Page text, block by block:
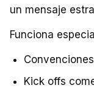
un mensaje
Funciona
Kick offs